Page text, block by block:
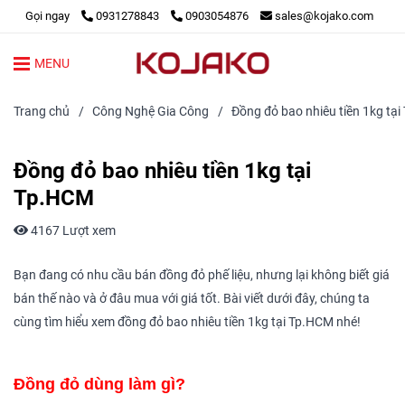
Gọi ngay 0931278843 0903054876 sales@kojako.com
MENU
Trang chủ / Công Nghệ Gia Công / Đồng đỏ bao nhiêu tiền 1kg tại
Đồng đỏ bao nhiêu tiền 1kg tại
Tp.HCM
4167 Lượt xem
Bạn đang có nhu cầu bán đồng đỏ phế liệu, nhưng lại không biết giá
bán thế nào và ở đâu mua với giá tốt. Bài viết dưới đây, chúng ta
cùng tìm hiểu xem đồng đỏ bao nhiêu tiền 1kg tại Tp.HCM nhé!
Đồng đỏ dùng làm gì?